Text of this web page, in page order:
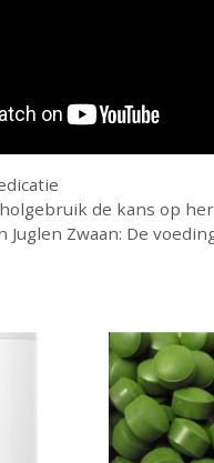
de kans op
Juglen Zwaan: De